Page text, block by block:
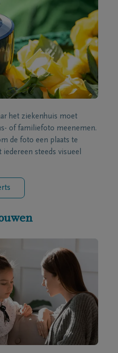
het ziekenhuis moet
of familiefoto meenemen.
de foto een plaats te
iedereen steeds visueel